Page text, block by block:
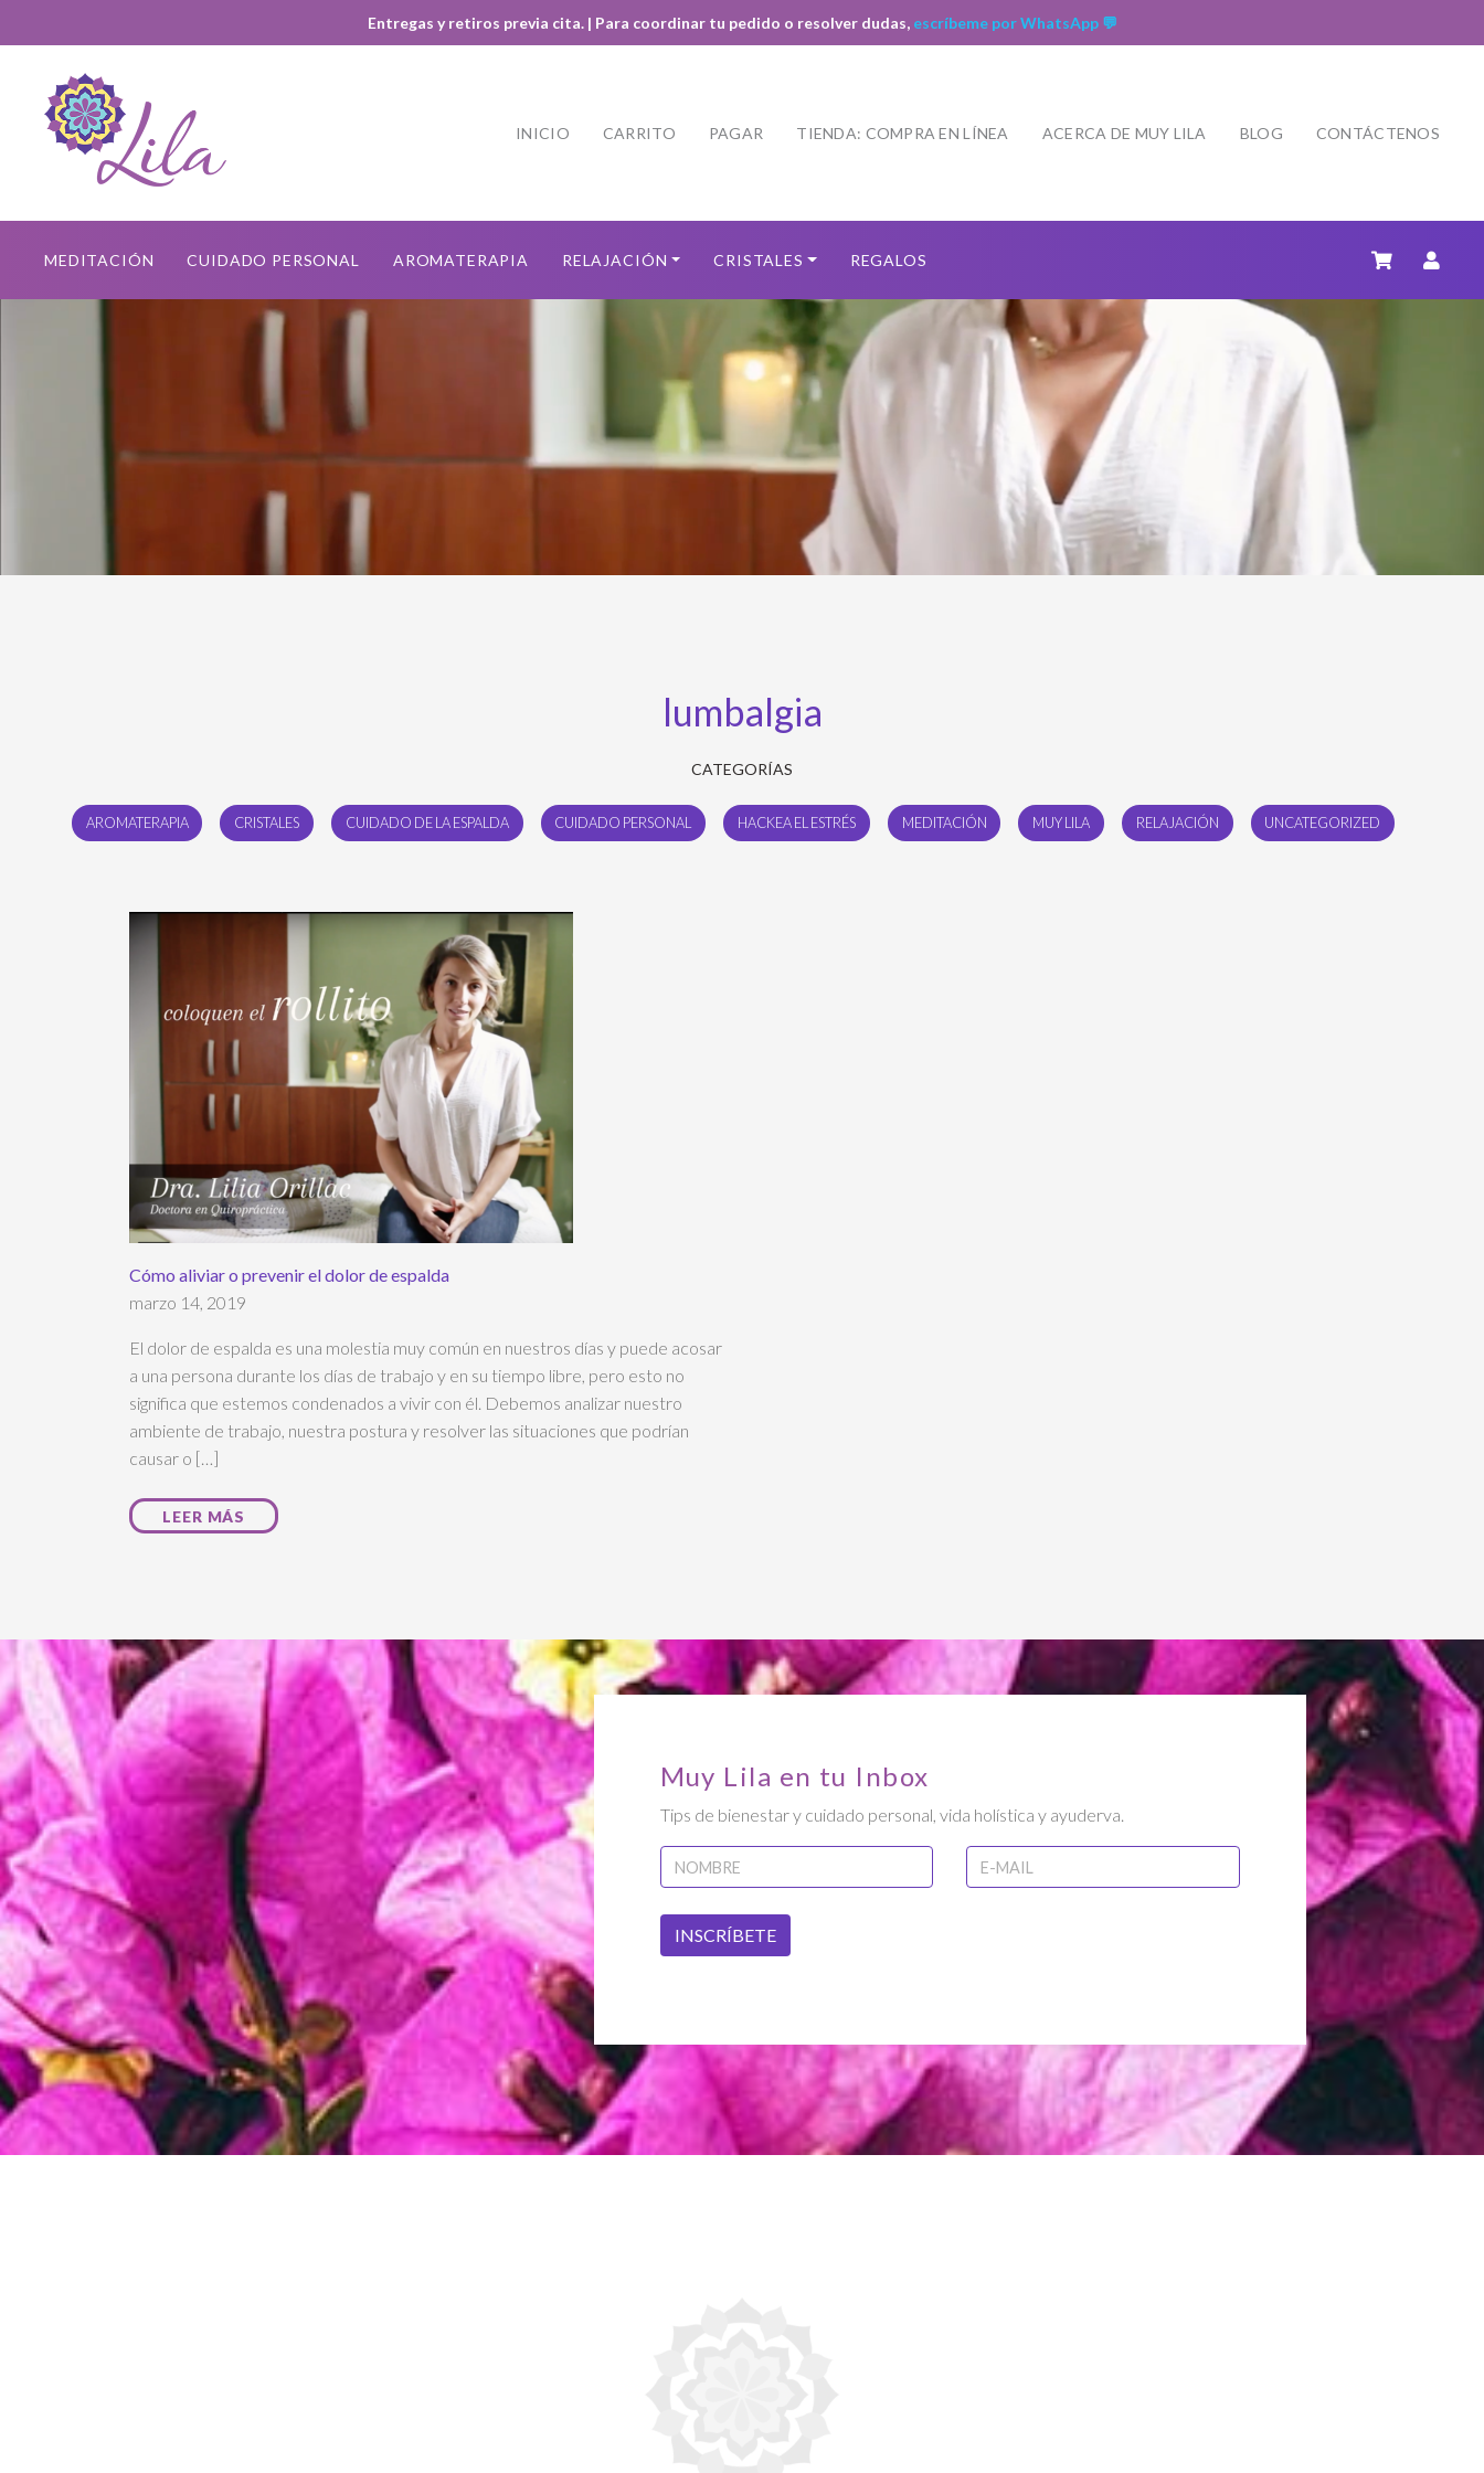
Entregas y retiros previa cita. | Para coordinar tu pedido o resolver dudas, escríbeme por WhatsApp 💬
INICIO CARRITO PAGAR TIENDA: COMPRA EN LÍNEA ACERCA DE MUY LILA BLOG CONTÁCTENOS
MEDITACIÓN CUIDADO PERSONAL AROMATERAPIA RELAJACIÓN CRISTALES REGALOS
lumbalgia
CATEGORÍAS
AROMATERAPIA CRISTALES CUIDADO DE LA ESPALDA CUIDADO PERSONAL HACKEA EL ESTRÉS MEDITACIÓN MUY LILA RELAJACIÓN UNCATEGORIZED
Cómo aliviar o prevenir el dolor de espalda
marzo 14, 2019
El dolor de espalda es una molestia muy común en nuestros días y puede acosar
a una persona durante los días de trabajo y en su tiempo libre, pero esto no
significa que estemos condenados a vivir con él. Debemos analizar nuestro
ambiente de trabajo, nuestra postura y resolver las situaciones que podrían
causar o […]
LEER MÁS
Muy Lila en tu Inbox
Tips de bienestar y cuidado personal, vida holística y ayuderva.
INSCRÍBETE